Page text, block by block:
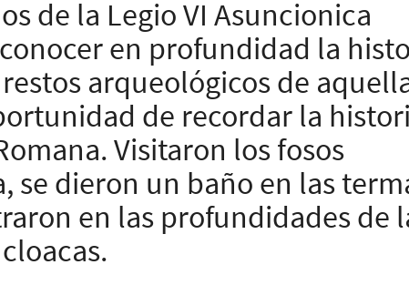
de la Legio VI Asuncionica
en profundidad la
arqueológicos de
de recordar la
Visitaron los fosos
se dieron un baño en las
en las profundidades de